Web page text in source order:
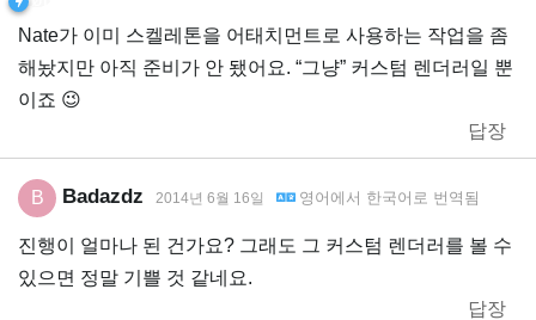
Nate가 이미 스켈레톤을 어태치먼트로 사용하는 작업을 좀
해놨지만 아직 준비가 안 됐어요. “그냥” 커스텀 렌더러일 뿐
이죠 😉
답장
B Badazdz 2014년 6월 16일 영어 에서 한국어 로 번역됨
진행이 얼마나 된 건가요? 그래도 그 커스텀 렌더러를 볼 수
있으면 정말 기쁠 것 같네요.
답장